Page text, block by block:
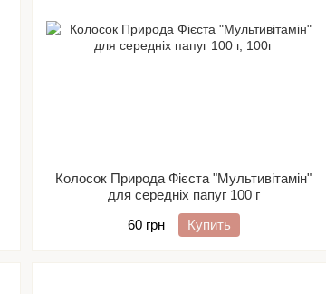
Колосок Природа Фієста "Мультивітамін"
для середніх папуг 100 г
60 грн
Купить